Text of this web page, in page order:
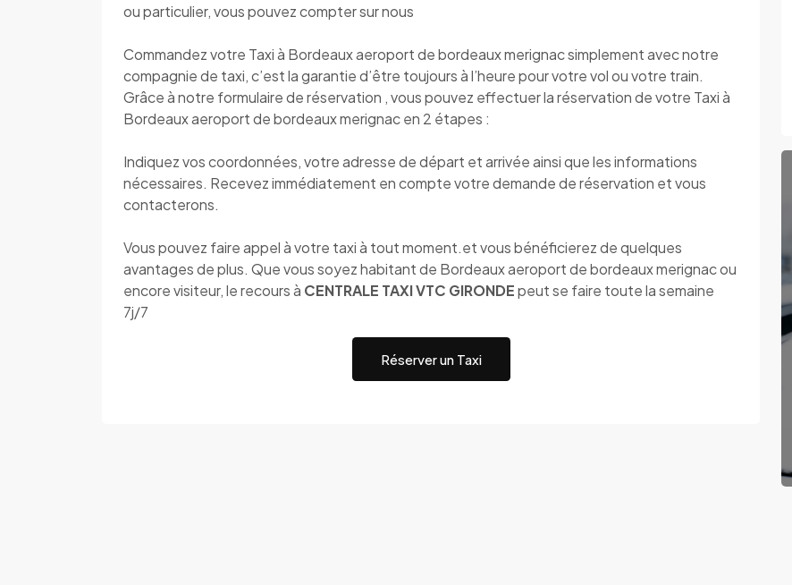
ou particulier, vous pouvez compter sur nous
Commandez votre Taxi à Bordeaux aeroport de bordeaux merignac simplement avec notre
compagnie de taxi, c’est la garantie d’être toujours à l’heure pour votre vol ou votre train.
Grâce à notre formulaire de réservation , vous pouvez effectuer la réservation de votre Taxi à
Bordeaux aeroport de bordeaux merignac en 2 étapes :
Indiquez vos coordonnées, votre adresse de départ et arrivée ainsi que les informations
nécessaires. Recevez immédiatement en compte votre demande de réservation et vous
contacterons.
Vous pouvez faire appel à votre taxi à tout moment.et vous bénéficierez de quelques
avantages de plus. Que vous soyez habitant de Bordeaux aeroport de bordeaux merignac ou
encore visiteur, le recours à CENTRALE TAXI VTC GIRONDEpeut se faire toute la semaine
7j/7
Réserver un Taxi